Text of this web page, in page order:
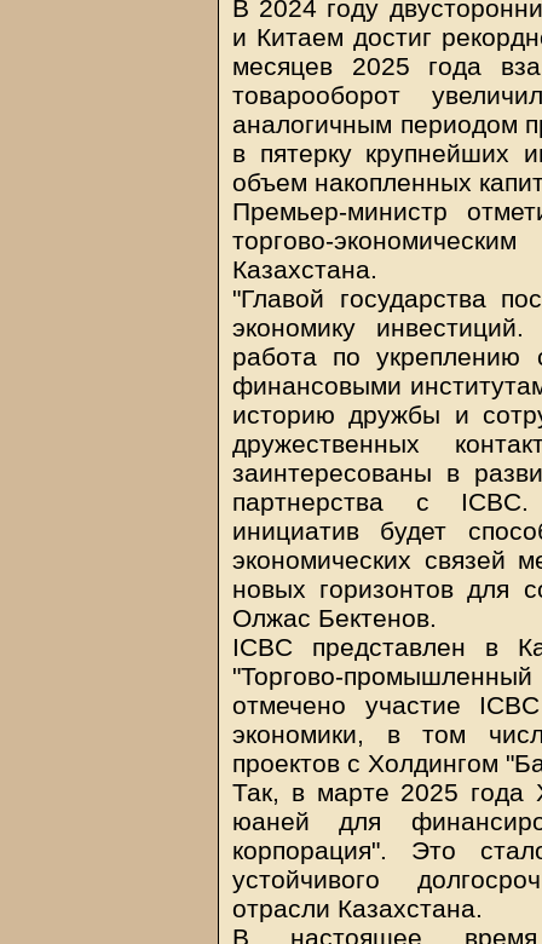
В 2024 году
и Китаем достиг
месяцев 2025 года
товарооборот
аналогичным периодом
в пятерку крупнейших
объем накопленных
Премьер-министр
торгово-
Казахстана.
"Главой государства
экономику
работа по укреплению
финансовыми
историю дружбы и
дружественных
заинтересованы в
партнерства с
инициатив будет
экономических связей
новых горизонтов для
Олжас Бектенов.
ICBC представлен в
"Торгово-промышленный
отмечено участие
экономики, в том
проектов с Холдингом
Так, в марте 2025 года
юаней для
корпорация". Это
устойчивого
отрасли Казахстана.
В настоящее время